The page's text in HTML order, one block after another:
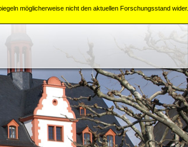
möglicherweise nicht den aktuellen Forschungsstand wider.